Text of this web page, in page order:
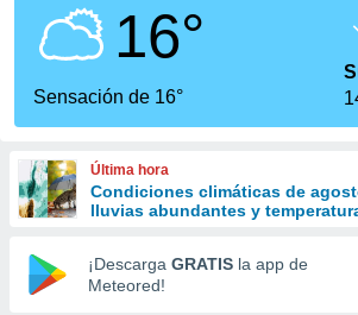
se
calidad.
a este
las
y
forma
digital
basada
16°
Sensación de 16°
Última hora
Condiciones climáticas de
lluvias abundantes y
¡Descarga GRATIS la app de
Meteored!